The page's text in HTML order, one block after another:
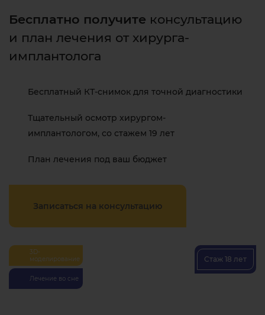
3D-
моделирование
Лечение во сне
Стаж 18 лет
Бесплатно получите консультацию
и план лечения от хирурга-
имплантолога
Бесплатный КТ-снимок для точной диагностики
Тщательный осмотр хирургом-
имплантологом, со стажем 19 лет
План лечения под ваш бюджет
Записаться на консультацию